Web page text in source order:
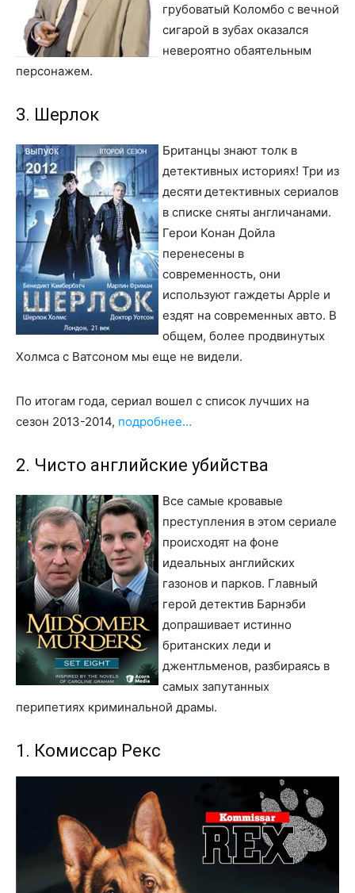
грубоватый Коломбо с вечной
сигарой в зубах оказался
невероятно обаятельным
персонажем.
3. Шерлок
Британцы знают толк в
детективных историях! Три из
десяти детективных сериалов
в списке сняты англичанами.
Герои Конан Дойла
перенесены в
современность, они
используют гаждеты Apple и
ездят на современных авто. В
общем, более продвинутых
Холмса с Ватсоном мы еще не видели.
По итогам года, сериал вошел с список лучших на
сезон 2013-2014, подробнее…
2. Чисто английские убийства
Все самые кровавые
преступления в этом сериале
происходят на фоне
идеальных английских
газонов и парков. Главный
герой детектив Барнэби
допрашивает истинно
британских леди и
джентльменов, разбираясь в
самых запутанных
перипетиях криминальной драмы.
1. Комиссар Рекс